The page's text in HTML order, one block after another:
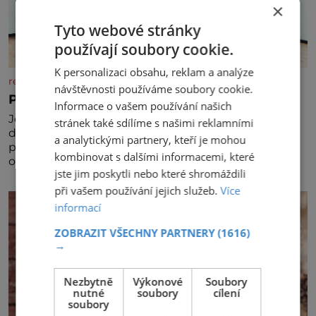
rezidenceonline.cz
Prostor, který roste s dítětem
Je to svět, který se vyvíjí a proměňuje od prvních
dětských krůčků až po dospívání. Správně navržený
pokoj podporuje bezpečí, kreativitu, soustředění i
odpočinek a reaguje na každou etapu života a
specifické potřeby dítěte. Pro nejmenší je klíčová
jednoduchost, měkkost a bezpečí, proto by pokoj
miminka měl působit především klidně a útulně.
×
Tyto webové stránky
používají soubory cookie.
K personalizaci obsahu, reklam a analýze
návštěvnosti používáme soubory cookie.
Informace o vašem používání našich
stránek také sdílíme s našimi reklamními
a analytickými partnery, kteří je mohou
kombinovat s dalšími informacemi, které
jste jim poskytli nebo které shromáždili
při vašem používání jejich služeb.Více
informací
ZOBRAZIT VŠECHNY PARTNERY(1616)
→
Nezbytně
nutné
soubory
Výkonové
soubory
Soubory
cílení